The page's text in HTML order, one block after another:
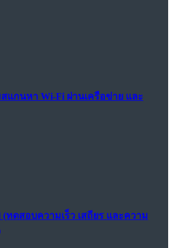
แกนหา Wi-Fi ผ่านเครือข่าย และ
(ทดสอบความเร็ว เสถียร และความ